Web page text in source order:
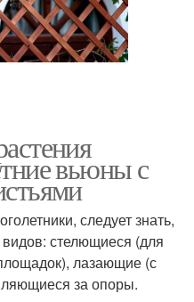
вьюны с
следует знать,
видов: стелющиеся (для
лазающие (с
за опоры.